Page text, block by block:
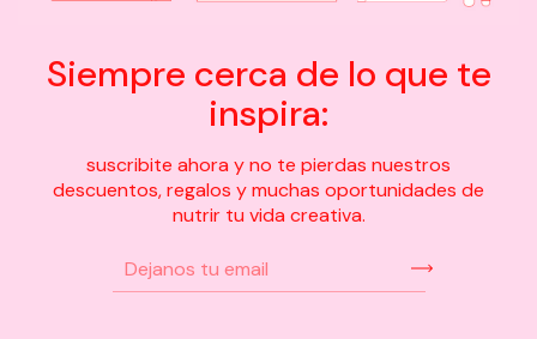
Siempre cerca de lo que te
inspira:
suscribite ahora y no te pierdas nuestros
descuentos, regalos y muchas oportunidades de
nutrir tu vida creativa.